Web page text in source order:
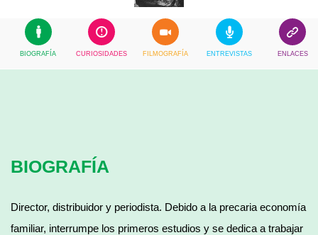
BIOGRAFÍA CURIOSIDADES FILMOGRAFÍA ENTREVISTAS ENLACES
BIOGRAFÍA
Director, distribuidor y periodista. Debido a la precaria economía
familiar, interrumpe los primeros estudios y se dedica a trabajar